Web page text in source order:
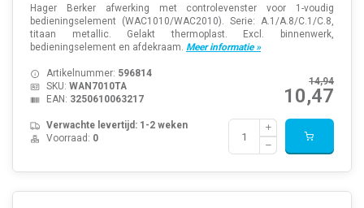
Hager Berker afwerking met controlevenster voor 1-voudig
bedieningselement (WAC1010/WAC2010). Serie: A.1/A.8/C.1/C.8,
titaan metallic. Gelakt thermoplast. Excl. binnenwerk,
bedieningselement en afdekraam. Meer informatie »
14,94
10,47
Artikelnummer: 596814
SKU: WAN7010TA
EAN: 3250610063217
Verwachte levertijd: 1-2 weken
Voorraad: 0